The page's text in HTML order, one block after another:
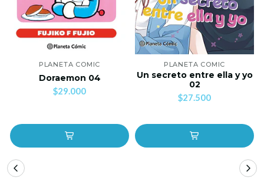
PLANETA COMIC
Doraemon 04
$29.000
PLANETA COMIC
Un secreto entre ella y yo
02
$27.500